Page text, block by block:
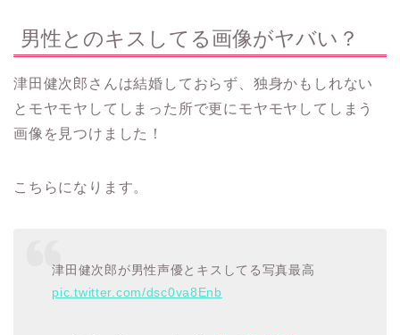
男性とのキスしてる画像がヤバい？
津田健次郎さんは結婚しておらず、独身かもしれない
とモヤモヤしてしまった所で更にモヤモヤしてしまう
画像を見つけました！
こちらになります。
津田健次郎が男性声優とキスしてる写真最高
pic.twitter.com/dsc0va8Enb